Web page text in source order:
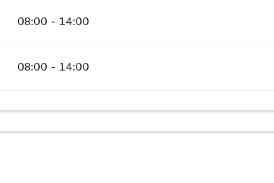
08:00 - 14:00
08:00 - 14:00